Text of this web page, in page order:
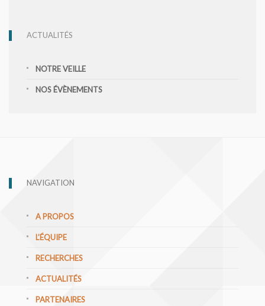
ACTUALITÉS
NOTRE VEILLE
NOS ÉVÈNEMENTS
NAVIGATION
A PROPOS
L’ÉQUIPE
RECHERCHES
ACTUALITÉS
PARTENAIRES